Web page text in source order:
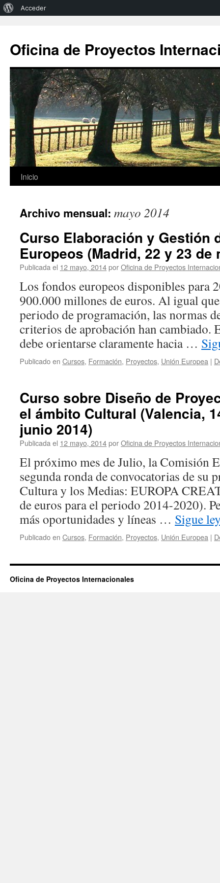
Acerca
Acceder
Oficina de Proyectos
Saltar
contenido
Inicio
Archivo mensual: mayo 2014
Curso Elaboración y Gestión
Europeos (Madrid, 22 y 23 de
Publicada el 12 mayo, 2014porOficina de Proyectos
Los fondos europeos disponibles para
900.000 millones de euros. Al igual
periodo de programación, las normas
criterios de aprobación han cambiado.
debe orientarse claramente hacia …
Publicado en Cursos, Formación, Proyectos, Unión Europea |
Curso sobre Diseño de
el ámbito Cultural (Valencia,
junio 2014)
Publicada el 12 mayo, 2014porOficina de Proyectos
El próximo mes de Julio, la Comisión
segunda ronda de convocatorias de su
Cultura y los Medias: EUROPA
de euros para el periodo 2014-2020).
más oportunidades y líneas … Sigue
Publicado en Cursos, Formación, Proyectos, Unión Europea |
Oficina de Proyectos Internacionales